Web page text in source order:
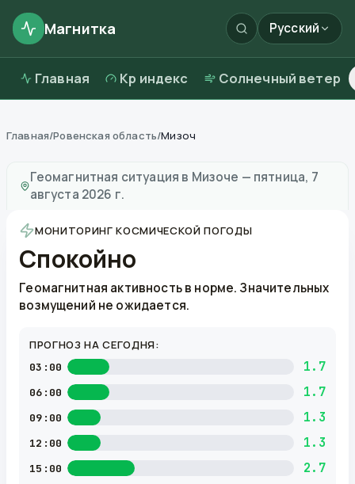
Магнитка Русский
Главная Kp индекс Солнечный ветер
Главная/Ровенская область/Мизоч
Геомагнитная ситуация в Мизоче — пятница, 7
августа 2026 г.
МОНИТОРИНГ КОСМИЧЕСКОЙ ПОГОДЫ
Спокойно
Геомагнитная активность в норме. Значительных
возмущений не ожидается.
ПРОГНОЗ НА СЕГОДНЯ:
03:00 1.7
06:00 1.7
09:00 1.3
12:00 1.3
15:00 2.7